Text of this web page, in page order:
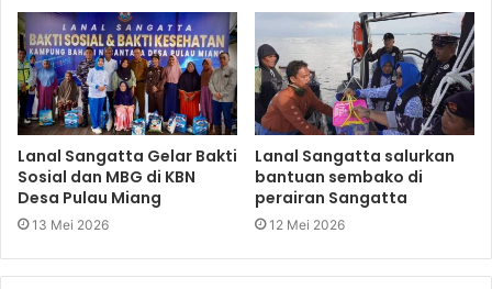
Lanal Sangatta Gelar Bakti
Sosial dan MBG di KBN
Desa Pulau Miang
13 Mei 2026
Lanal Sangatta salurkan
bantuan sembako di
perairan Sangatta
12 Mei 2026